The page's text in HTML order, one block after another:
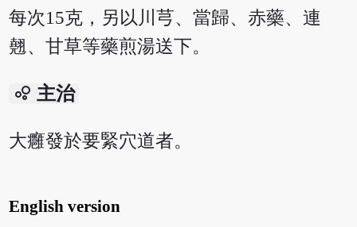
每次15克，另以川芎、當歸、赤藥、連
翹、甘草等藥煎湯送下。
bubble_chart 主治
大癰發於要緊穴道者。
English version